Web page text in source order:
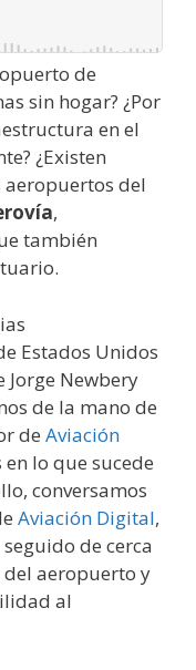
de
sin hogar? ¿Por
en el
¿Existen
aeropuertos del
,
también
Estados Unidos
Newbery
de la mano de
de Aviación
en lo que sucede
conversamos
Aviación Digital,
de cerca
aeropuerto y
al